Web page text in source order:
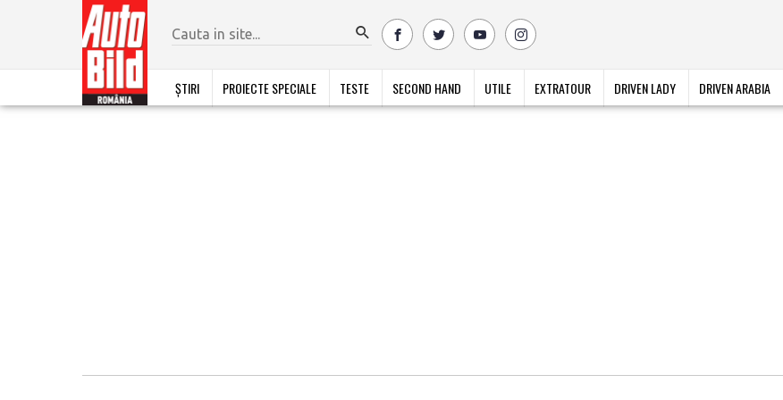
ȘTIRI PROIECTE SPECIALE TESTE SECOND HAND UTILE EXTRATOUR DRIVEN LADY DRIVEN ARABIA